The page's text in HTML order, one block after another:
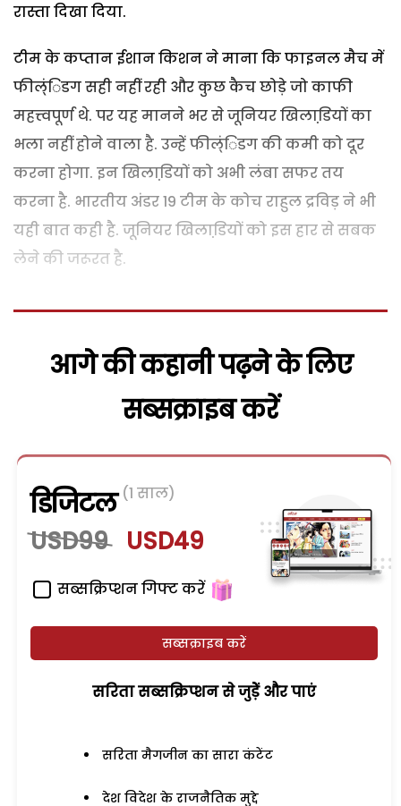
रास्ता दिखा दिया.
टीम के कप्तान ईशान किशन ने माना कि फाइनल मैच में
फील्ंिडग सही नहीं रही और कुछ कैच छोड़े जो काफी
महत्त्वपूर्ण थे. पर यह मानने भर से जूनियर खिलाडि़यों का
भला नहीं होने वाला है. उन्हें फील्ंिडग की कमी को दूर
करना होगा. इन खिलाडि़यों को अभी लंबा सफर तय
करना है. भारतीय अंडर 19 टीम के कोच राहुल द्रविड़ ने भी
यही बात कही है. जूनियर खिलाडि़यों को इस हार से सबक
लेने की जरूरत है.
आगे की कहानी पढ़ने के लिए
सब्सक्राइब करें
डिजिटल (1 साल)
USD99 USD49
सब्सक्रिप्शन गिफ्ट करें
सब्सक्राइब करें
सरिता सब्सक्रिप्शन से जुड़ेें और पाएं
सरिता मैगजीन का सारा कंटेंट
देश विदेश के राजनैतिक मुद्दे